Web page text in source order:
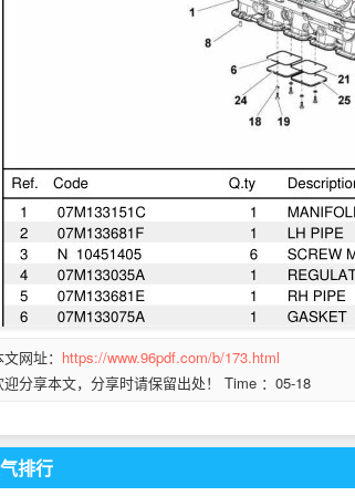
网址： https://www.96pdf.com/b/173.html
迎分享本文，分享时请保留出处！ Time ：05-18
排行